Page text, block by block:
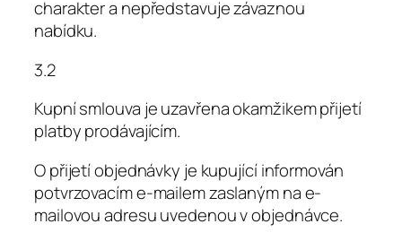
charakter a nepředstavuje závaznou
nabídku.
3.2
Kupní smlouva je uzavřena okamžikem přijetí
platby prodávajícím.
O přijetí objednávky je kupující informován
potvrzovacím e-mailem zaslaným na e-
mailovou adresu uvedenou v objednávce.